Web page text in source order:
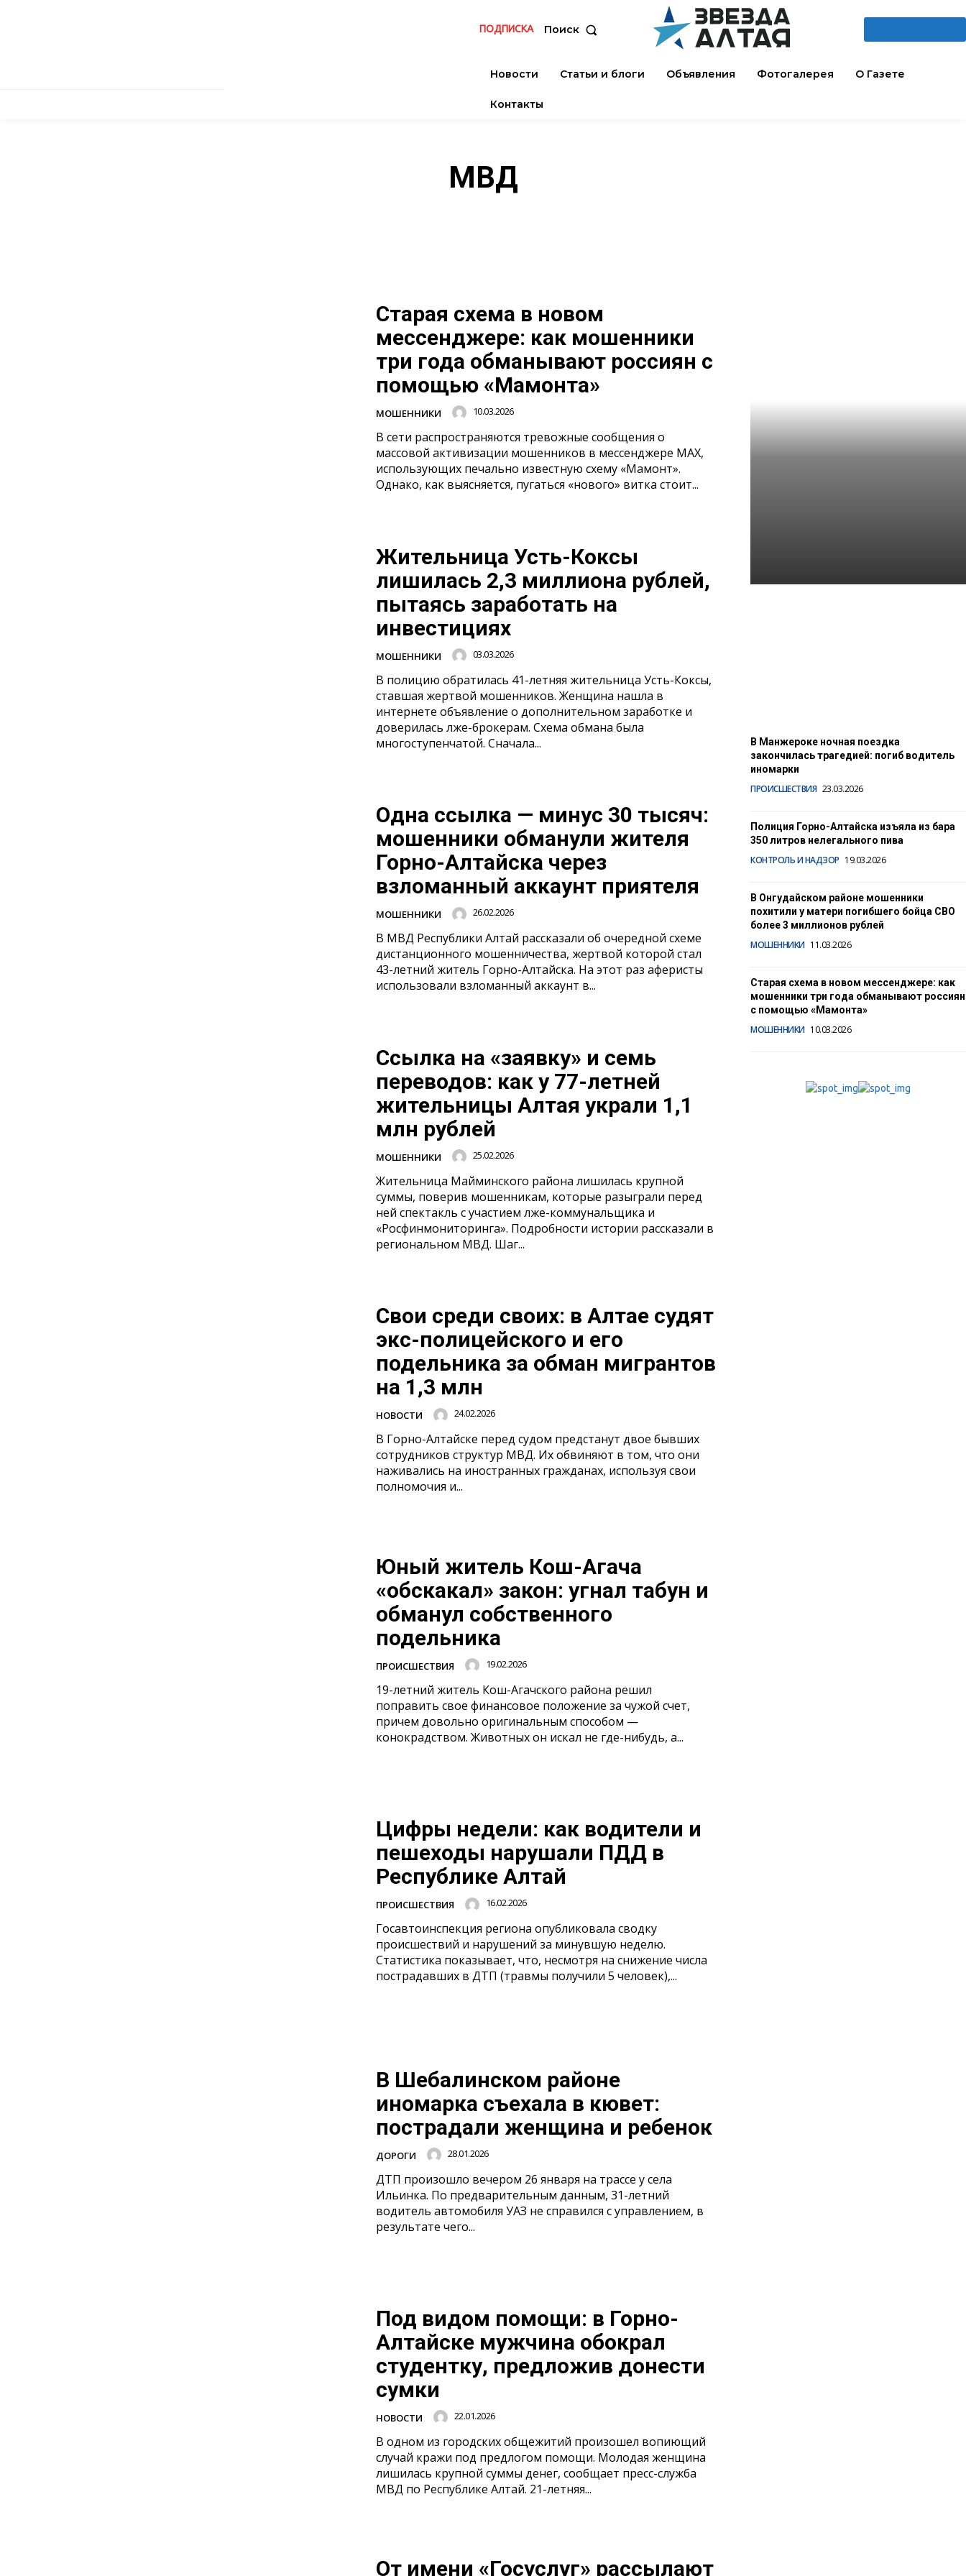
ПОДПИСКА Поиск
Новости Статьи и блоги Объявления Фотогалерея О Газете
Контакты
МВД
Старая схема в новом
мессенджере: как мошенники
три года обманывают россиян с
помощью «Мамонта»
МОШЕННИКИ 10.03.2026
В сети распространяются тревожные сообщения о
массовой активизации мошенников в мессенджере MAX,
использующих печально известную схему «Мамонт».
Однако, как выясняется, пугаться «нового» витка стоит...
Жительница Усть-Коксы
лишилась 2,3 миллиона рублей,
пытаясь заработать на
инвестициях
МОШЕННИКИ 03.03.2026
В полицию обратилась 41-летняя жительница Усть-Коксы,
ставшая жертвой мошенников. Женщина нашла в
интернете объявление о дополнительном заработке и
доверилась лже-брокерам. Схема обмана была
многоступенчатой. Сначала...
Одна ссылка — минус 30 тысяч:
мошенники обманули жителя
Горно-Алтайска через
взломанный аккаунт приятеля
МОШЕННИКИ 26.02.2026
В МВД Республики Алтай рассказали об очередной схеме
дистанционного мошенничества, жертвой которой стал
43-летний житель Горно-Алтайска. На этот раз аферисты
использовали взломанный аккаунт в...
Ссылка на «заявку» и семь
переводов: как у 77-летней
жительницы Алтая украли 1,1
млн рублей
МОШЕННИКИ 25.02.2026
Жительница Майминского района лишилась крупной
суммы, поверив мошенникам, которые разыграли перед
ней спектакль с участием лже-коммунальщика и
«Росфинмониторинга». Подробности истории рассказали в
региональном МВД. Шаг...
Свои среди своих: в Алтае судят
экс-полицейского и его
подельника за обман мигрантов
на 1,3 млн
НОВОСТИ 24.02.2026
В Горно-Алтайске перед судом предстанут двое бывших
сотрудников структур МВД. Их обвиняют в том, что они
наживались на иностранных гражданах, используя свои
полномочия и...
Юный житель Кош-Агача
«обскакал» закон: угнал табун и
обманул собственного
подельника
ПРОИСШЕСТВИЯ 19.02.2026
19-летний житель Кош-Агачского района решил
поправить свое финансовое положение за чужой счет,
причем довольно оригинальным способом —
конокрадством. Животных он искал не где-нибудь, а...
Цифры недели: как водители и
пешеходы нарушали ПДД в
Республике Алтай
ПРОИСШЕСТВИЯ 16.02.2026
Госавтоинспекция региона опубликовала сводку
происшествий и нарушений за минувшую неделю.
Статистика показывает, что, несмотря на снижение числа
пострадавших в ДТП (травмы получили 5 человек),...
В Шебалинском районе
иномарка съехала в кювет:
пострадали женщина и ребенок
ДОРОГИ 28.01.2026
ДТП произошло вечером 26 января на трассе у села
Ильинка. По предварительным данным, 31-летний
водитель автомобиля УАЗ не справился с управлением, в
результате чего...
Под видом помощи: в Горно-
Алтайске мужчина обокрал
студентку, предложив донести
сумки
НОВОСТИ 22.01.2026
В одном из городских общежитий произошел вопиющий
случай кражи под предлогом помощи. Молодая женщина
лишилась крупной суммы денег, сообщает пресс-служба
МВД по Республике Алтай. 21-летняя...
От имени «Госуслуг» рассылают
В Манжероке ночная поездка
закончилась трагедией: погиб водитель
иномарки
ПРОИСШЕСТВИЯ 23.03.2026
Полиция Горно-Алтайска изъяла из бара
350 литров нелегального пива
КОНТРОЛЬ И НАДЗОР 19.03.2026
В Онгудайском районе мошенники
похитили у матери погибшего бойца СВО
более 3 миллионов рублей
МОШЕННИКИ 11.03.2026
Старая схема в новом мессенджере: как
мошенники три года обманывают россиян
с помощью «Мамонта»
МОШЕННИКИ 10.03.2026